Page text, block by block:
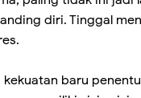
diri. Tinggal
baru